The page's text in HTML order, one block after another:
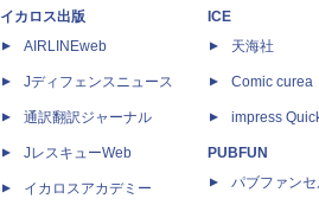
イカロス出版
AIRLINEweb
Jディフェンスニュース
通訳翻訳ジャーナル
JレスキューWeb
イカロスアカデミー
ICE
天海社
Comic curea
impress
PUBFUN
パブファンセ